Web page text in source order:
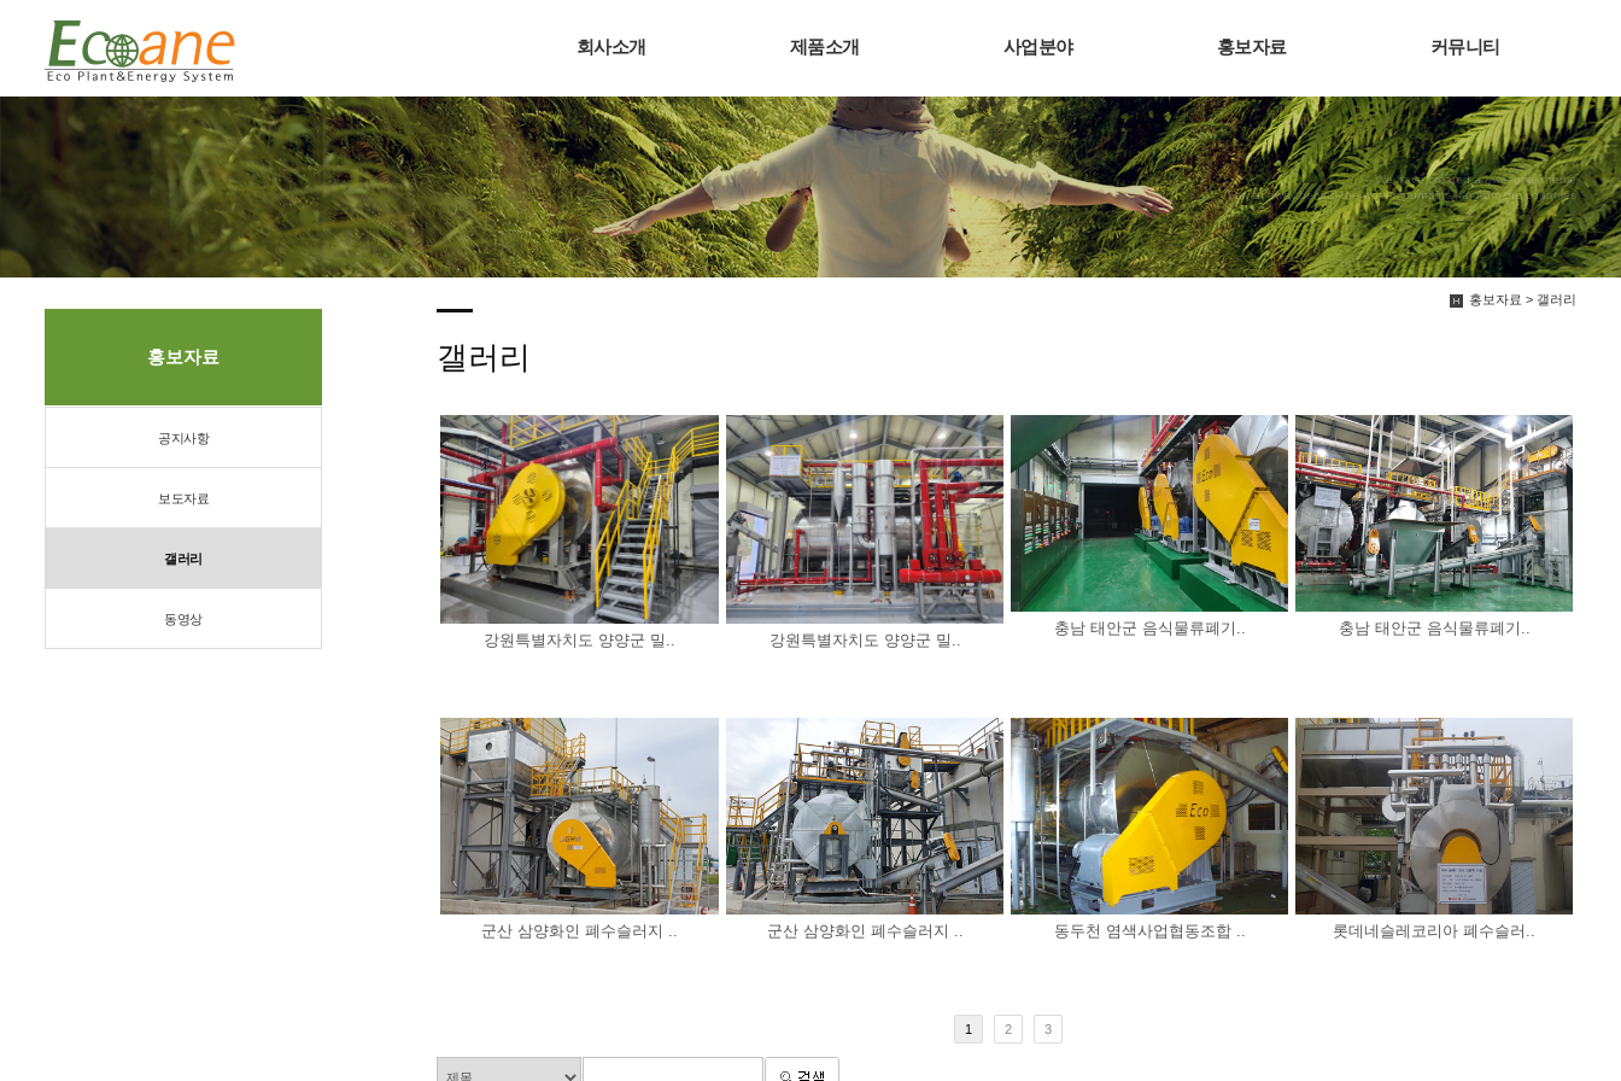
회사소개 제품소개 사업분야 홍보자료 커뮤니티
We have created a awesome theme
Far far away,behind the word mountains, far from the countries
홍보자료 > 갤러리
홍보자료
공지사항
보도자료
갤러리
동영상
갤러리
강원특별자치도 양양군 밀.. 강원특별자치도 양양군 밀..
충남 태안군 음식물류폐기.. 충남 태안군 음식물류폐기..
군산 삼양화인 폐수슬러지 .. 군산 삼양화인 폐수슬러지 .. 동두천 염색사업협동조합 .. 롯데네슬레코리아 폐수슬러..
1 2 3